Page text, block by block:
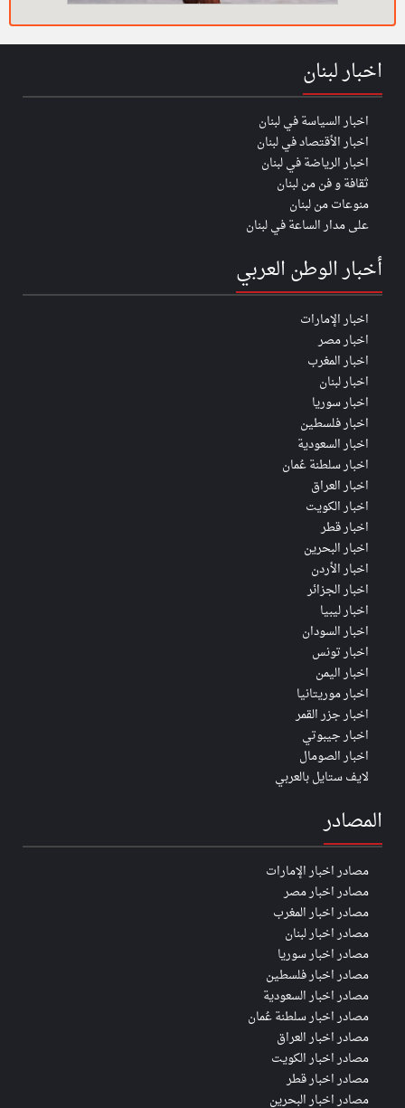
اخبار لبنان
اخبار السياسة في لبنان
اخبار الأقتصاد في لبنان
اخبار الرياضة في لبنان
ثقافة و فن من لبنان
منوعات من لبنان
على مدار الساعة في لبنان
أخبار الوطن العربي
اخبار الإمارات
اخبار مصر
اخبار المغرب
اخبار لبنان
اخبار سوريا
اخبار فلسطين
اخبار السعودية
اخبار سلطنة عُمان
اخبار العراق
اخبار الكويت
اخبار قطر
اخبار البحرين
اخبار الأردن
اخبار الجزائر
اخبار ليبيا
اخبار السودان
اخبار تونس
اخبار اليمن
اخبار موريتانيا
اخبار جزر القمر
اخبار جيبوتي
اخبار الصومال
لايف ستايل بالعربي
المصادر
مصادر اخبار الإمارات
مصادر اخبار مصر
مصادر اخبار المغرب
مصادر اخبار لبنان
مصادر اخبار سوريا
مصادر اخبار فلسطين
مصادر اخبار السعودية
مصادر اخبار سلطنة عُمان
مصادر اخبار العراق
مصادر اخبار الكويت
مصادر اخبار قطر
مصادر اخبار البحرين